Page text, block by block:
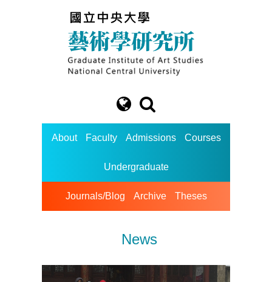
About Faculty Admissions Courses
Undergraduate
Journals/Blog Archive Theses
News